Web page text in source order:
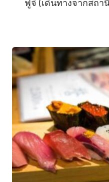
ฟูจิ (เดินทางจากสถา